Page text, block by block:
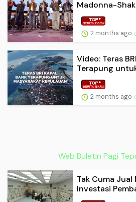
Madonna-
2 months ago
Video: Teras
Terapung
2 months ago
Web Buletin Pagi
Tak Cuma Jual
Investasi